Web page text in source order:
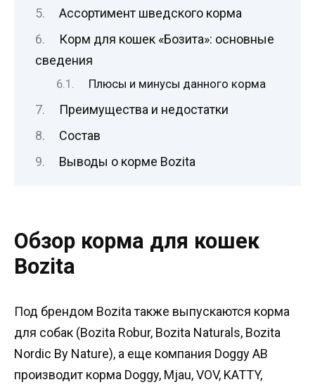
Ассортимент шведского корма
Корм для кошек «Бозита»: основные
сведения
Плюсы и минусы данного корма
Преимущества и недостатки
Состав
Выводы о корме Bozita
Обзор корма для кошек
Bozita
Под брендом Bozita также выпускаются корма
для собак (Bozita Robur, Bozita Naturals, Bozita
Nordic By Nature), а еще компания Doggy AB
производит корма Doggy, Mjau, VOV, KATTY,